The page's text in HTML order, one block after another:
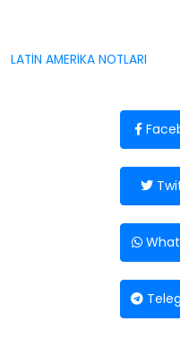
LATİN AMERİKA NOTLARI